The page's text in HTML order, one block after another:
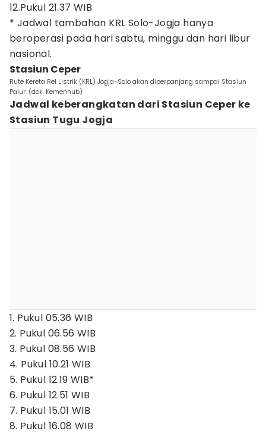
12.Pukul 21.37 WIB
* Jadwal tambahan KRL Solo-Jogja hanya
beroperasi pada hari sabtu, minggu dan hari libur
nasional.
Stasiun Ceper
Rute Kereta Rel Listrik (KRL) Jogja-Solo akan diperpanjang sampai Stasiun
Palur. (dok. Kemenhub)
Jadwal keberangkatan dari Stasiun Ceper ke
Stasiun Tugu Jogja
1. Pukul 05.36 WIB
2. Pukul 06.56 WIB
3. Pukul 08.56 WIB
4. Pukul 10.21 WIB
5. Pukul 12.19 WIB*
6. Pukul 12.51 WIB
7. Pukul 15.01 WIB
8. Pukul 16.08 WIB